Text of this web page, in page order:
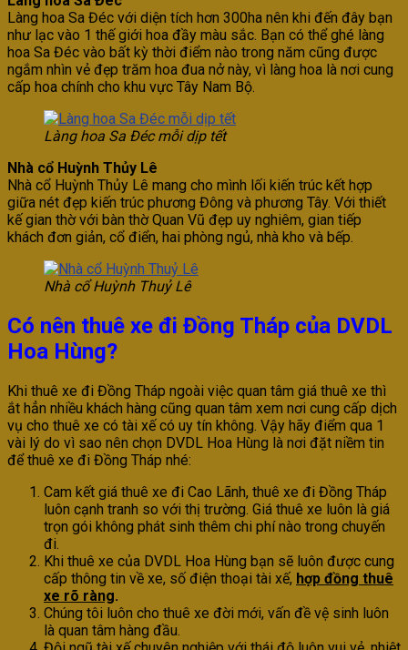
Làng hoa Sa Đéc với diện tích hơn 300ha nên khi đến đây bạn
như lạc vào 1 thế giới hoa đầy màu sắc. Bạn có thể ghé làng
hoa Sa Đéc vào bất kỳ thời điểm nào trong năm cũng được
ngắm nhìn vẻ đẹp trăm hoa đua nở này, vì làng hoa là nơi cung
cấp hoa chính cho khu vực Tây Nam Bộ.
Làng hoa Sa Đéc mỗi dịp tết
Nhà cổ Huỳnh Thủy Lê
Nhà cổ Huỳnh Thủy Lê mang cho mình lối kiến trúc kết hợp
giữa nét đẹp kiến trúc phương Đông và phương Tây. Với thiết
kế gian thờ với bàn thờ Quan Vũ đẹp uy nghiêm, gian tiếp
khách đơn giản, cổ điển, hai phòng ngủ, nhà kho và bếp.
Nhà cổ Huỳnh Thuỷ Lê
Có nên thuê xe đi Đồng Tháp của DVDL
Hoa Hùng?
Khi thuê xe đi Đồng Tháp ngoài việc quan tâm giá thuê xe thì
ắt hẳn nhiều khách hàng cũng quan tâm xem nơi cung cấp dịch
vụ cho thuê xe có tài xế có uy tín không. Vậy hãy điểm qua 1
vài lý do vì sao nên chọn DVDL Hoa Hùng là nơi đặt niềm tin
để thuê xe đi Đồng Tháp nhé:
Cam kết giá thuê xe đi Cao Lãnh, thuê xe đi Đồng Tháp
luôn cạnh tranh so với thị trường. Giá thuê xe luôn là giá
trọn gói không phát sinh thêm chi phí nào trong chuyến
đi.
Khi thuê xe của DVDL Hoa Hùng bạn sẽ luôn được cung
cấp thông tin về xe, số điện thoại tài xế, hợp đồng thuê
xe rõ ràng.
Chúng tôi luôn cho thuê xe đời mới, vấn đề vệ sinh luôn
là quan tâm hàng đầu.